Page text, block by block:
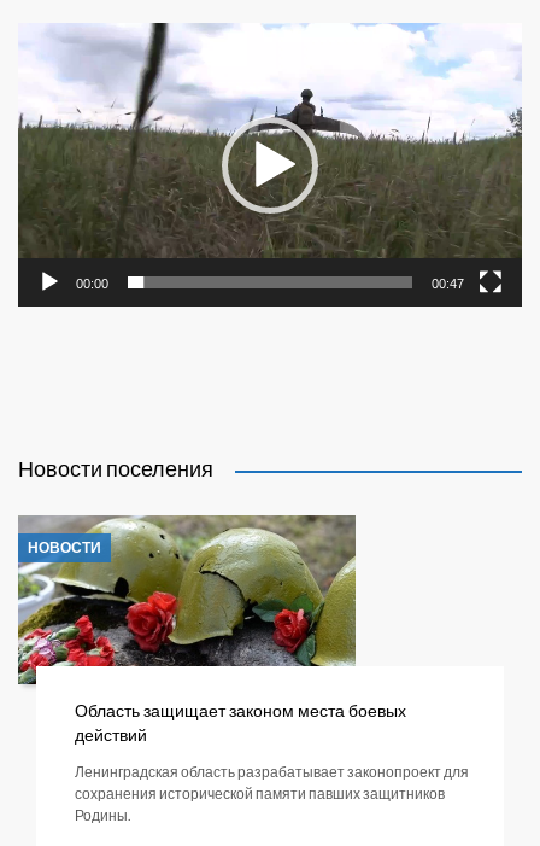
Видеоплеер
00:00 00:47
Новости поселения
НОВОСТИ
Область защищает законом места боевых
действий
Ленинградская область разрабатывает законопроект для
сохранения исторической памяти павших защитников
Родины.